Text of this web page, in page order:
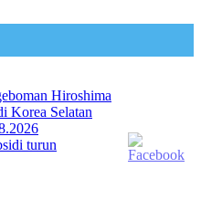
Hiroshima
Korea Selatan
turun